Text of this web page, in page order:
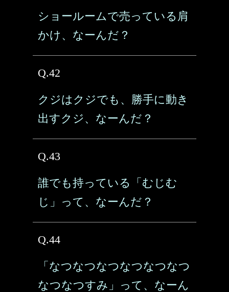
ショールームで売っている肩
かけ、なーんだ？
Q.42
クジはクジでも、勝手に動き
出すクジ、なーんだ？
Q.43
誰でも持っている「むじむ
じ」って、なーんだ？
Q.44
「なつなつなつなつなつなつ
なつなつすみ」って、なーん